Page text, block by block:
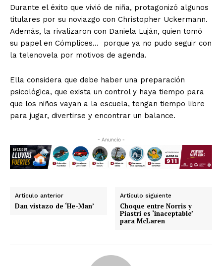
Durante el éxito que vivió de niña, protagonizó algunos
titulares por su noviazgo con Christopher Uckermann.
Además, la rivalizaron con Daniela Luján, quien tomó
su papel en Cómplices… porque ya no pudo seguir con
la telenovela por motivos de agenda.
Ella considera que debe haber una preparación
psicológica, que exista un control y haya tiempo para
que los niños vayan a la escuela, tengan tiempo libre
para jugar, divertirse y encontrar un balance.
- Anuncio -
Artículo anterior
Dan vistazo de ‘He-Man’
Artículo siguiente
Choque entre Norris y
Piastri es ‘inaceptable’
para McLaren